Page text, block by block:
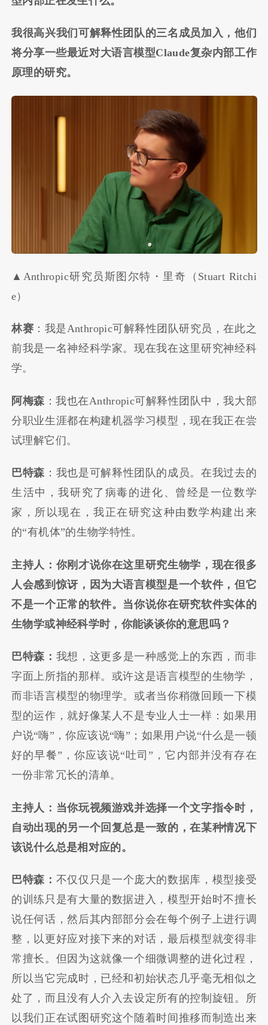
我很高兴我们可解释性团队的三名成员加入，他们
将分享一些最近对大语言模型Claude复杂内部工作
原理的研究。
▲Anthropic研究员斯图尔特・里奇（Stuart Ritchi
e）
林赛 ：我是Anthropic可解释性团队研究员，在此之
前我是一名神经科学家。现在我在这里研究神经科
学。
阿梅森 ：我也在Anthropic可解释性团队中，我大部
分职业生涯都在构建机器学习模型，现在我正在尝
试理解它们。
巴特森 ：我也是可解释性团队的成员。在我过去的
生活中，我研究了病毒的进化、曾经是一位数学
家，所以现在，我正在研究这种由数学构建出来
的“有机体”的生物学特性。
主持人：你刚才说你在这里研究生物学，现在很多
人会感到惊讶，因为大语言模型是一个软件，但它
不是一个正常的软件。当你说你在研究软件实体的
生物学或神经科学时，你能谈谈你的意思吗？
巴特森： 我想，这更多是一种感觉上的东西，而非
字面上所指的那样。或许这是语言模型的生物学，
而非语言模型的物理学。或者当你稍微回顾一下模
型的运作，就好像某人不是专业人士一样：如果用
户说“嗨”，你应该说“嗨”；如果用户说“什么是一顿
好的早餐”，你应该说“吐司”，它内部并没有存在
一份非常冗长的清单。
主持人：当你玩视频游戏并选择一个文字指令时，
自动出现的另一个回复总是一致的，在某种情况下
该说什么总是相对应的。
巴特森： 不仅仅只是一个庞大的数据库，模型接受
的训练只是有大量的数据进入，模型开始时不擅长
说任何话，然后其内部部分会在每个例子上进行调
整，以更好应对接下来的对话，最后模型就变得非
常擅长。但因为这就像一个细微调整的进化过程，
所以当它完成时，已经和初始状态几乎毫无相似之
处了，而且没有人介入去设定所有的控制旋钮。所
以我们正在试图研究这个随着时间推移而制造出来